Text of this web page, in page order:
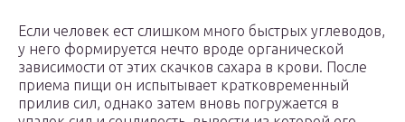
Если человек ест слишком много быстрых углеводов,
у него формируется нечто вроде органической
зависимости от этих скачков сахара в крови. После
приема пищи он испытывает кратковременный
прилив сил, однако затем вновь погружается в